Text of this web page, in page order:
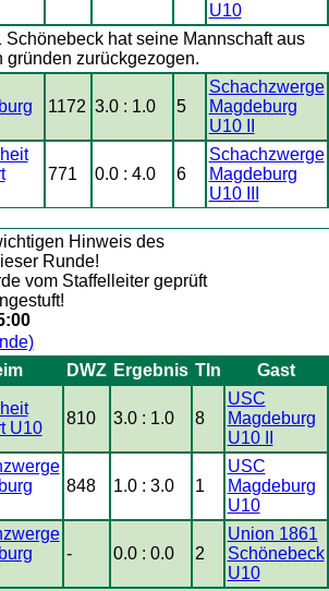
U10
Schönebeck hat seine Mannschaft aus
gründen zurückgezogen.
1172 3.0 : 1.0 5
Schachzwerge
Magdeburg
U10 II
771 0.0 : 4.0 6
Schachzwerge
Magdeburg
U10 III
DWZ Ergebnis Tln Gast
U10
810 3.0 : 1.0 8
USC
Magdeburg
U10 II
848 1.0 : 3.0 1
USC
Magdeburg
U10
- 0.0 : 0.0 2
Union 1861
Schönebeck
U10